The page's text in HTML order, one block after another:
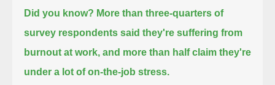
Did you know? More than three-quarters of
survey respondents said they're suffering from
burnout at work, and more than half claim they're
under a lot of on-the-job stress.